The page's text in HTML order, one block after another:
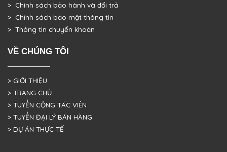
> Chính sách bảo hành và đổi trả
> Chính sách bảo mật thông tin
> Thông tin chuyển khoản
VỀ CHÚNG TÔI
> GIỚI THIỆU
> TRANG CHỦ
> TUYỂN CỘNG TÁC VIÊN
> TUYỂN ĐẠI LÝ BÁN HÀNG
> DỰ ÁN THỰC TẾ